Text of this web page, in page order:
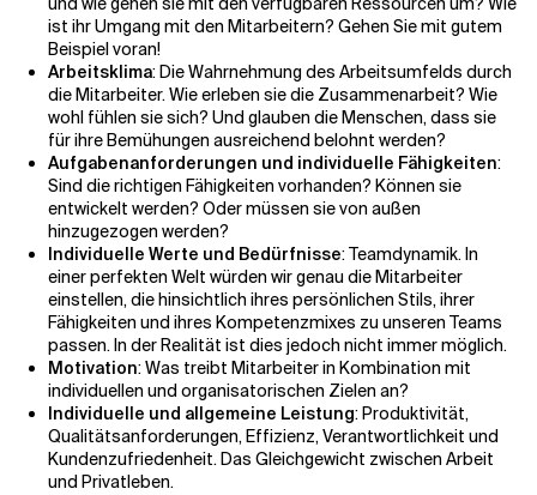
ist ihr Umgang mit den Mitarbeitern? Gehen Sie mit gutem
Beispiel voran!
Arbeitsklima: Die Wahrnehmung des Arbeitsumfelds durch
die Mitarbeiter. Wie erleben sie die Zusammenarbeit? Wie
wohl fühlen sie sich? Und glauben die Menschen, dass sie
für ihre Bemühungen ausreichend belohnt werden?
Aufgabenanforderungen und individuelle Fähigkeiten:
Sind die richtigen Fähigkeiten vorhanden? Können sie
entwickelt werden? Oder müssen sie von außen
hinzugezogen werden?
Individuelle Werte und Bedürfnisse: Teamdynamik. In
einer perfekten Welt würden wir genau die Mitarbeiter
einstellen, die hinsichtlich ihres persönlichen Stils, ihrer
Fähigkeiten und ihres Kompetenzmixes zu unseren Teams
passen. In der Realität ist dies jedoch nicht immer möglich.
Motivation: Was treibt Mitarbeiter in Kombination mit
individuellen und organisatorischen Zielen an?
Individuelle und allgemeine Leistung: Produktivität,
Qualitätsanforderungen, Effizienz, Verantwortlichkeit und
Kundenzufriedenheit. Das Gleichgewicht zwischen Arbeit
und Privatleben.